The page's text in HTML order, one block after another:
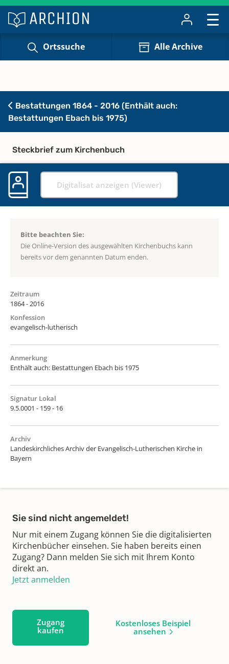
Ortssuche Alle Archive
Bestattungen 1864 - 2016 (Enthält auch:
Bestattungen Ebach bis 1975)
Steckbrief zum Kirchenbuch
Digitalisat anzeigen (Viewer)
Bitte beachten Sie:
Die Online-Version des ausgewählten Kirchenbuchs kann
bereits vor dem genannten Datum enden.
Zeitraum
1864 - 2016
Konfession
evangelisch-lutherisch
Anmerkung
Enthält auch: Bestattungen Ebach bis 1975
Signatur Lokal
9.5.0001 - 159 - 16
Archiv
Landeskirchliches Archiv der Evangelisch-Lutherischen Kirche in
Bayern
Sie sind nicht angemeldet!
Nur mit einem Zugang können Sie die digitalisierten
Kirchenbücher einsehen. Sie haben bereits einen
Zugang? Dann melden Sie sich mit Ihrem Konto
direkt an.
Jetzt anmelden
Zugang
kaufen
Kostenloses Beispiel
ansehen